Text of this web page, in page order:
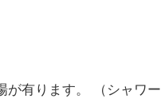
有ります。 （シャワー